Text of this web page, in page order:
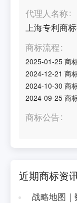
代理人名称
上海专利商
商标流程
2025-01-25 商
2024-12-21 商
2024-10-30 商
2024-09-25 商
商标公告
近期商标资
战略地图